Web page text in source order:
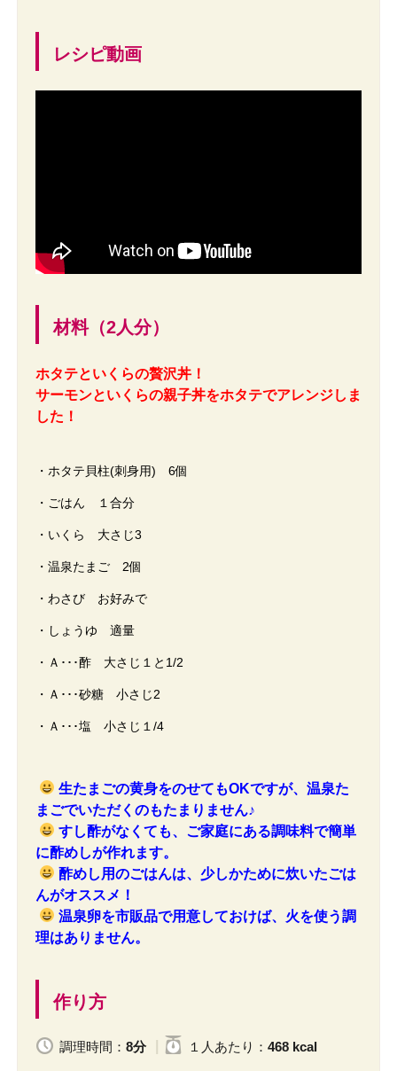
レシピ動画
材料（2人分）
ホタテといくらの贅沢丼！
サーモンといくらの親子丼をホタテでアレンジしま
した！
・ホタテ貝柱(刺身用) 6個
・ごはん １合分
・いくら 大さじ3
・温泉たまご 2個
・わさび お好みで
・しょうゆ 適量
・Ａ･･･酢 大さじ１と1/2
・Ａ･･･砂糖 小さじ2
・Ａ･･･塩 小さじ１/4
生たまごの黄身をのせてもOKですが、温泉た
まごでいただくのもたまりません♪
すし酢がなくても、ご家庭にある調味料で簡単
に酢めしが作れます。
酢めし用のごはんは、少しかために炊いたごは
んがオススメ！
温泉卵を市販品で用意しておけば、火を使う調
理はありません。
作り方
調理時間： 8分 １人 あたり ： 468 kcal